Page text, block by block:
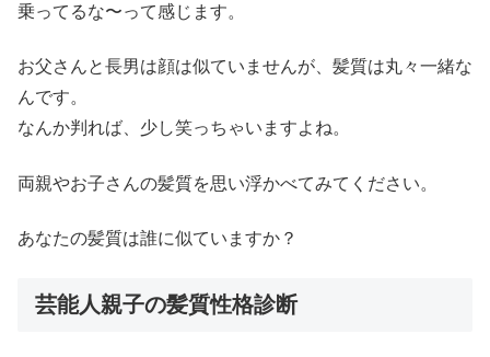
乗ってるな〜って感じます。
お父さんと長男は顔は似ていませんが、髪質は丸々一緒な
んです。
なんか判れば、少し笑っちゃいますよね。
両親やお子さんの髪質を思い浮かべてみてください。
あなたの髪質は誰に似ていますか？
芸能人親子の髪質性格診断